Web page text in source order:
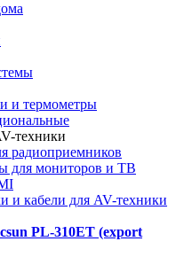
и термометры
техники
радиоприемников
для мониторов и ТВ
и кабели для AV-техники
PL-310ET (export